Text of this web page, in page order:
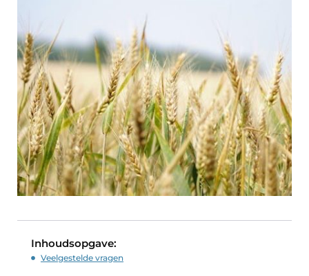
Inhoudsopgave:
Veelgestelde vragen